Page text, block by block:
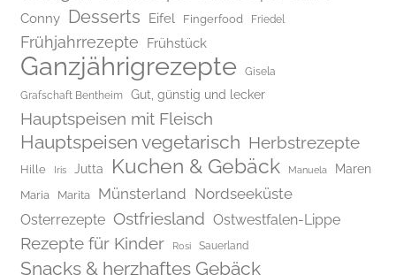
Conny Desserts Eifel Fingerfood Friedel
Frühjahrrezepte Frühstück
Ganzjährigrezepte
Gisela
Grafschaft Bentheim
Gut, günstig und lecker
Hauptspeisen mit Fleisch
Hauptspeisen vegetarisch Herbstrezepte
Hille Iris Jutta Kuchen & Gebäck Manuela Maren
Maria Marita Münsterland Nordseeküste
Osterrezepte Ostfriesland Ostwestfalen-Lippe
Rezepte für Kinder Rosi Sauerland
Snacks & herzhaftes Gebäck